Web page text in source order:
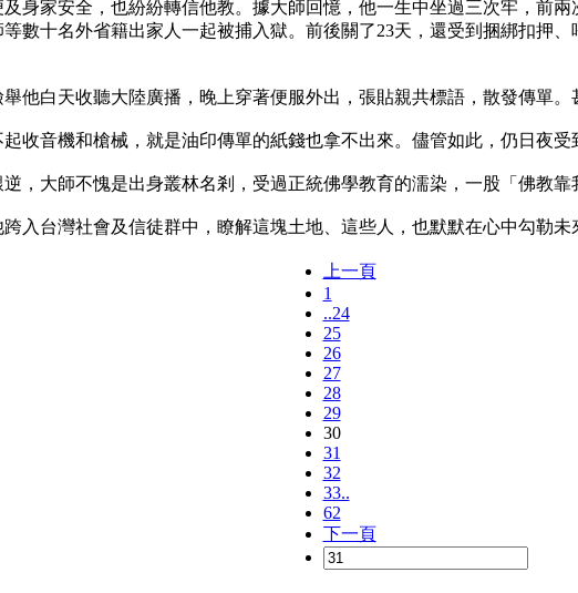
身家安全，也紛紛轉信他教。據大師回憶，他一生中坐過三次牢，前
數十名外省籍出家人一起被捕入獄。前後關了23天，還受到捆綁扣押
白天收聽大陸廣播，晚上穿著便服外出，張貼親共標語，散發傳單。
音機和槍械，就是油印傳單的紙錢也拿不出來。儘管如此，仍日夜受
大師不愧是出身叢林名剎，受過正統佛學教育的濡染，一股「佛教靠
台灣社會及信徒群中，瞭解這塊土地、這些人，也默默在心中勾勒未
上一頁
1
..24
25
26
27
28
29
30
31
32
33..
62
下一頁